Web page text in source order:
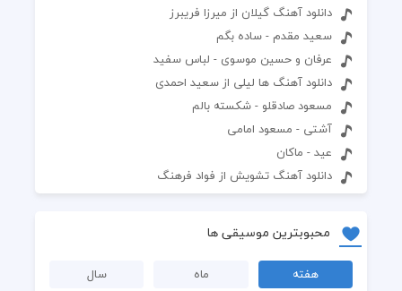
دانلود آهنگ گیلان از میرزا فریبرز
سعید مقدم - ساده بگم
عرفان و حسین موسوی - لباس سفید
دانلود آهنگ ها لیلی از سعید احمدی
مسعود صادقلو - شکسته بالم
آشتی - مسعود امامی
عید - ماکان
دانلود آهنگ تشویش از فواد فرهنگ
محبوبترین موسیقی ها
هفته ماه
سال